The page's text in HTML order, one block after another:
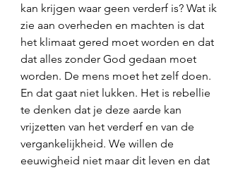
kan krijgen waar geen verderf is? Wat ik
zie aan overheden en machten is dat
het klimaat gered moet worden en dat
dat alles zonder God gedaan moet
worden. De mens moet het zelf doen.
En dat gaat niet lukken. Het is rebellie
te denken dat je deze aarde kan
vrijzetten van het verderf en van de
vergankelijkheid. We willen de
eeuwigheid niet maar dit leven en dat